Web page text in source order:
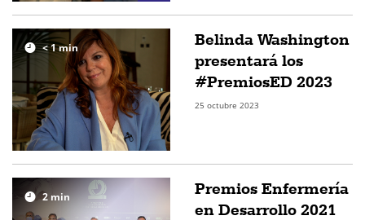
< 1min
Belinda Washington
presentará los
#PremiosED 2023
25 octubre 2023
2min
Premios Enfermería
en Desarrollo 2021